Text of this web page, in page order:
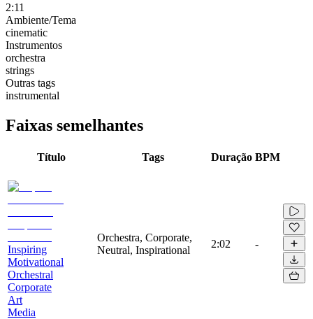
2:11
Ambiente/Tema
cinematic
Instrumentos
orchestra
strings
Outras tags
instrumental
Faixas semelhantes
Título Tags Duração BPM
Inspiring
Motivational
Orchestral
Corporate
Art
Media
Orchestra, Corporate,
Neutral, Inspirational
2:02 -